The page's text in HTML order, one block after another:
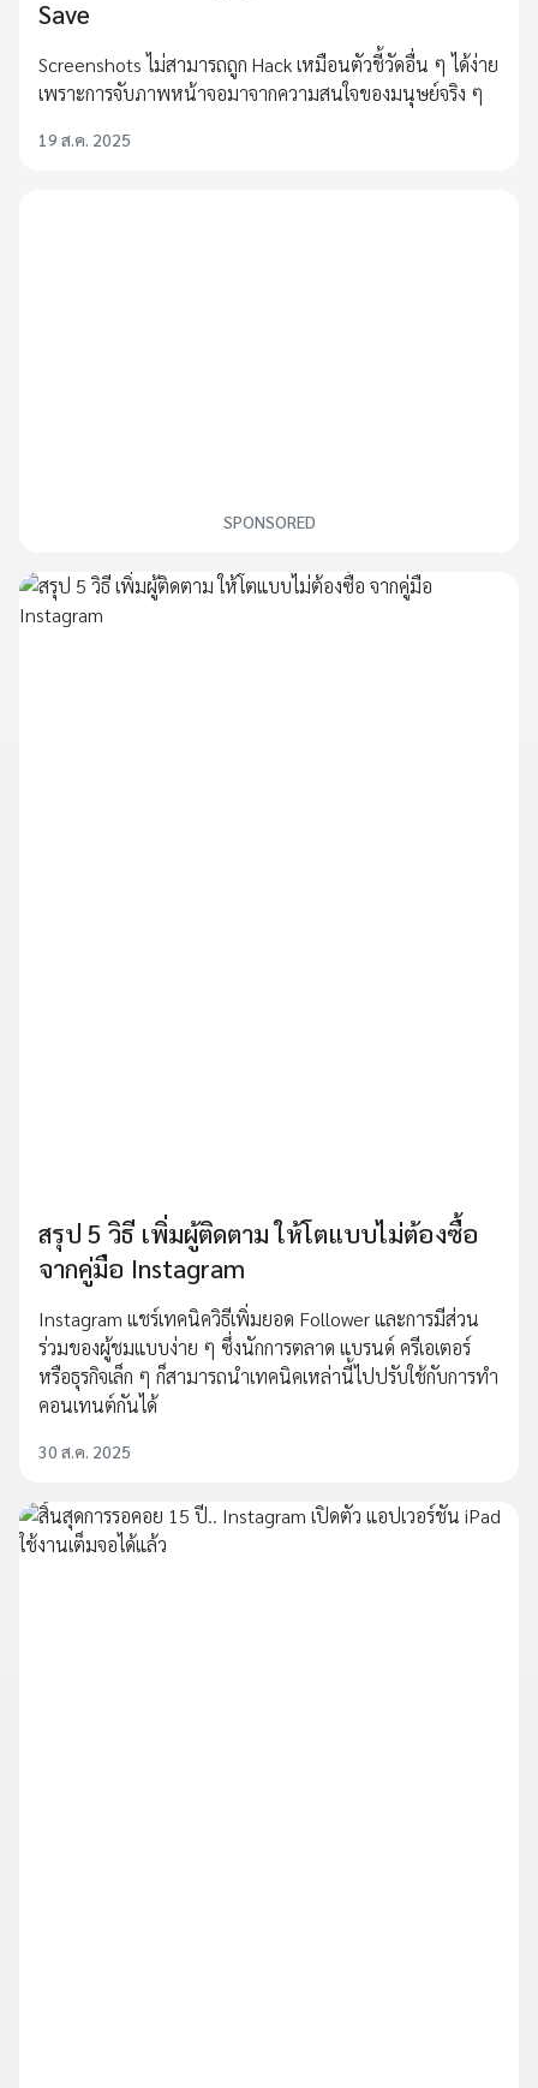
Save
Screenshots ไม่สามารถถูก Hack เหมือนตัวชี้วัดอื่น ๆ ได้ง่าย
เพราะการจับภาพหน้าจอมาจากความสนใจของมนุษย์จริง ๆ
19 ส.ค. 2025
SPONSORED
สรุป 5 วิธี เพิ่มผู้ติดตาม ให้โตแบบไม่ต้องซื้อ
จากคู่มือ Instagram
Instagram แชร์เทคนิควิธีเพิ่มยอด Follower และการมีส่วน
ร่วมของผู้ชมแบบง่าย ๆ ซึ่งนักการตลาด แบรนด์ ครีเอเตอร์
หรือธุรกิจเล็ก ๆ ก็สามารถนำเทคนิคเหล่านี้ไปปรับใช้กับการทำ
คอนเทนต์กันได้
30 ส.ค. 2025